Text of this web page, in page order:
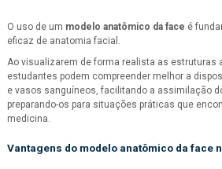
O uso de um modelo anatômico da face é
eficaz de anatomia facial.
Ao visualizarem de forma realista as estruturas
estudantes podem compreender melhor a
e vasos sanguíneos, facilitando a assimilação
preparando-os para situações práticas que
medicina.
Vantagens do modelo anatômico da face